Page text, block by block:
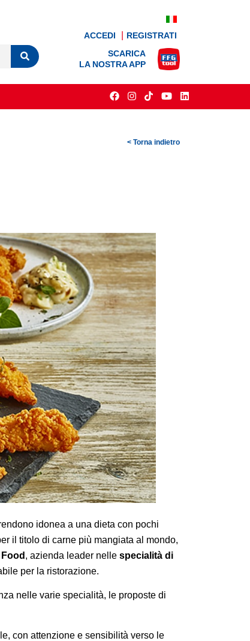
ACCEDI
REGISTRATI
SCARICA
LA NOSTRA APP
< Torna indietro
idonea a una dieta con pochi
il titolo di carne più mangiata al mondo,
, azienda leader nelle specialità di
per la ristorazione.
nelle varie specialità, le proposte di
con attenzione e sensibilità verso le